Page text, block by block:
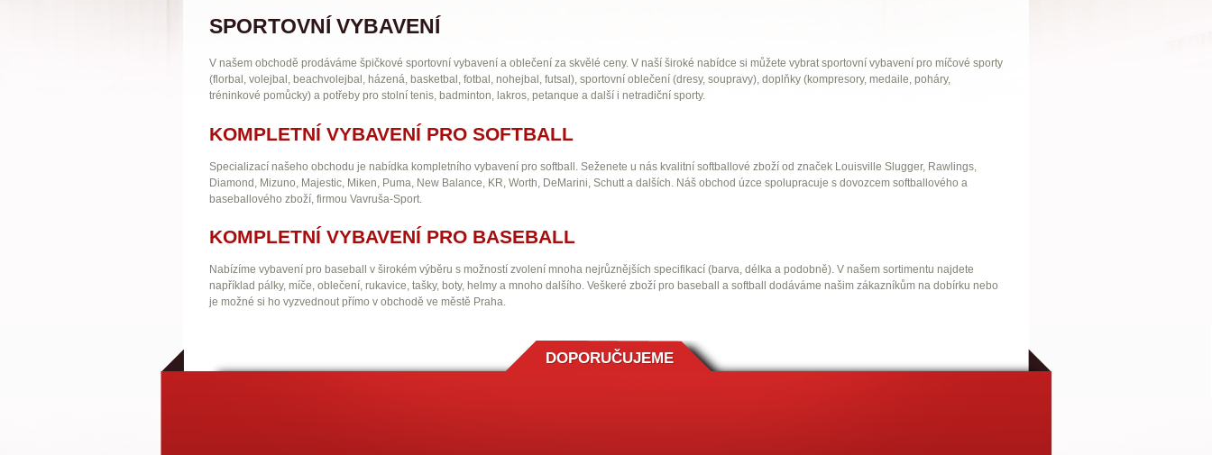
SPORTOVNÍ VYBAVENÍ
V našem obchodě prodáváme špičkové sportovní vybavení a oblečení za skvělé ceny. V naší široké nabídce si můžete vybrat sportovní vybavení pro míčové sporty
(florbal, volejbal, beachvolejbal, házená, basketbal, fotbal, nohejbal, futsal), sportovní oblečení (dresy, soupravy), doplňky (kompresory, medaile, poháry,
tréninkové pomůcky) a potřeby pro stolní tenis, badminton, lakros, petanque a další i netradiční sporty.
KOMPLETNÍ VYBAVENÍ PRO SOFTBALL
Specializací našeho obchodu je nabídka kompletního vybavení pro softball. Seženete u nás kvalitní softballové zboží od značek Louisville Slugger, Rawlings,
Diamond, Mizuno, Majestic, Miken, Puma, New Balance, KR, Worth, DeMarini, Schutt a dalších. Náš obchod úzce spolupracuje s dovozcem softballového a
baseballového zboží, firmou Vavruša-Sport.
KOMPLETNÍ VYBAVENÍ PRO BASEBALL
Nabízíme vybavení pro baseball v širokém výběru s možností zvolení mnoha nejrůznějších specifikací (barva, délka a podobně). V našem sortimentu najdete
například pálky, míče, oblečení, rukavice, tašky, boty, helmy a mnoho dalšího. Veškeré zboží pro baseball a softball dodáváme našim zákazníkům na dobírku nebo
je možné si ho vyzvednout přímo v obchodě ve městě Praha.
DOPORUČUJEME